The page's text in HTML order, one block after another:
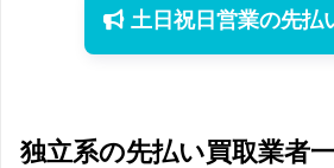
土日祝日営業の先払
独立系の先払い買取業者